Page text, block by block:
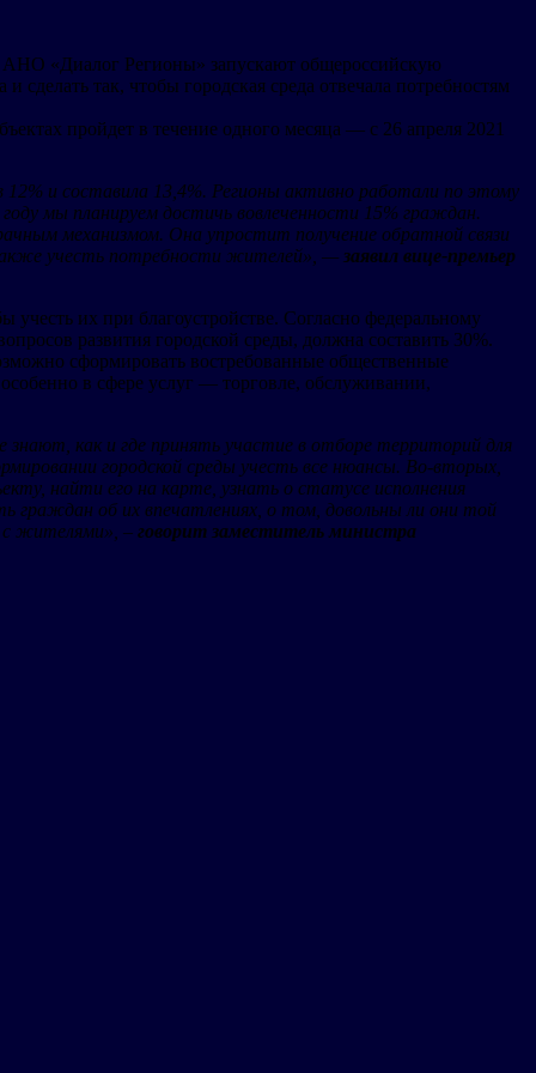
АНО «Диалог Регионы» запускают общероссийскую
так, чтобы городская среда отвечала потребностям
пройдет в течение одного месяца — с 26 апреля 2021
12% и составила 13,4%. Регионы активно работали по этому
мы планируем достичь вовлеченности 15% граждан.
механизмом. Она упростит получение обратной связи
учесть потребности жителей», — заявил вице-премьер
их при благоустройстве. Согласно федеральному
развития городской среды, должна составить 30%.
сформировать востребованные общественные
в сфере услуг — торговле, обслуживании,
знают, как и где принять участие в отборе территорий для
городской среды учесть все нюансы. Во-вторых,
найти его на карте, узнать о статусе исполнения
граждан об их впечатлениях, о том, довольны ли они той
с жителями», – говорит заместитель министра